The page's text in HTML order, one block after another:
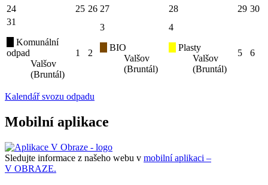
24 25 26 27 28 29 30
31
Komunální
odpad
Valšov
(Bruntál)
1 2
3
BIO
Valšov
(Bruntál)
4
Plasty
Valšov
(Bruntál)
5 6
Kalendář svozu odpadu
Mobilní aplikace
Sledujte informace z našeho webu v mobilní aplikaci –
V OBRAZE.